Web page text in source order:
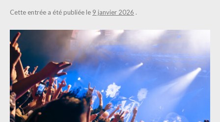
Cette entrée a été publiée le 9 janvier 2026 .